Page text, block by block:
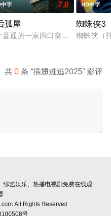
市被阶级斗争撕裂，人们沉迷
中字 7.0
孤屋
普通的一家四口突遭诡异变故，
HD中字
蜘蛛侠3
蜘蛛侠（
共0 条 “插翅难逃2025” 影评
综艺娱乐、热播电视剧免费在线观
All Rights Reserved
号